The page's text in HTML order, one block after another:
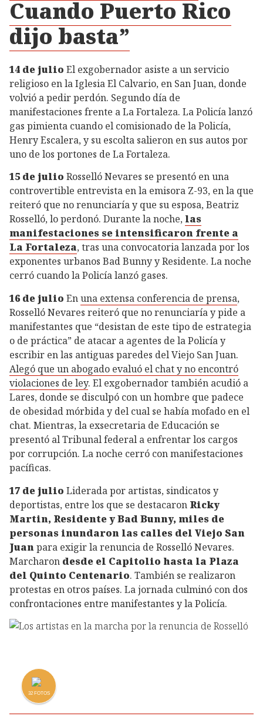
Cuando Puerto Rico
dijo basta”
14 de julio El exgobernador asiste a un servicio
religioso en la Iglesia El Calvario, en San Juan, donde
volvió a pedir perdón. Segundo día de
manifestaciones frente a La Fortaleza. La Policía lanzó
gas pimienta cuando el comisionado de la Policía,
Henry Escalera, y su escolta salieron en sus autos por
uno de los portones de La Fortaleza.
15 de julio Rosselló Nevares se presentó en una
controvertible entrevista en la emisora Z-93, en la que
reiteró que no renunciaría y que su esposa, Beatriz
Rosselló, lo perdonó. Durante la noche, las
manifestaciones se intensificaron frente a
La Fortaleza, tras una convocatoria lanzada por los
exponentes urbanos Bad Bunny y Residente. La noche
cerró cuando la Policía lanzó gases.
16 de julio Enuna extensa conferencia de prensa,
Rosselló Nevares reiteró que no renunciaría y pide a
manifestantes que “desistan de este tipo de estrategia
o de práctica” de atacar a agentes de la Policía y
escribir en las antiguas paredes del Viejo San Juan.
Alegó que un abogado evaluó el chat y no encontró
violaciones de ley. El exgobernador también acudió a
Lares, donde se disculpó con un hombre que padece
de obesidad mórbida y del cual se había mofado en el
chat. Mientras, la exsecretaria de Educación se
presentó al Tribunal federal a enfrentar los cargos
por corrupción. La noche cerró con manifestaciones
pacíficas.
17 de julio Liderada por artistas, sindicatos y
deportistas, entre los que se destacaron Ricky
Martin, Residente y Bad Bunny, miles de
personas inundaron las calles del Viejo San
Juanpara exigir la renuncia de Rosselló Nevares.
Marcharon desde el Capitolio hasta la Plaza
del Quinto Centenario. También se realizaron
protestas en otros países. La jornada culminó con dos
confrontaciones entre manifestantes y la Policía.
32FOTOS